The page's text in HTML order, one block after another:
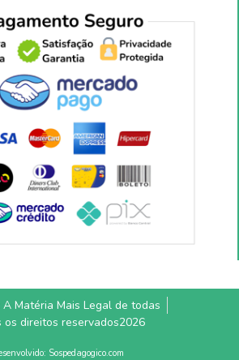
A Matéria Mais Legal de todas
os direitos reservados2026
Sospedagogico.com